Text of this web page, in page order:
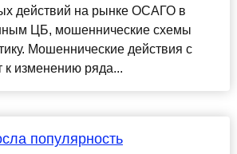
действий на рынке ОСАГО в
ЦБ, мошеннические схемы
Мошеннические действия с
изменению ряда...
популярность